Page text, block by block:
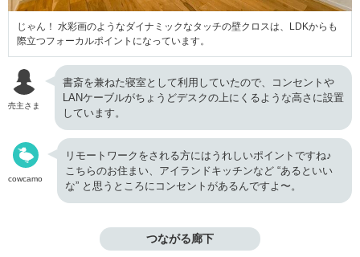
じゃん！ 水彩画のようなダイナミックなタッチの壁クロスは、LDKからも
際立つフォーカルポイントになっています。
売主さま
書斎を兼ねた寝室として利用していたので、コンセントや
LANケーブルがちょうどデスクの上にくるような高さに設置
しています。
cowcamo
リモートワークをされる方にはうれしいポイントですね♪
こちらのお住まい、アイランドキッチンなど “あるといい
な” と思うところにコンセントがあるんですよ〜。
つながる廊下